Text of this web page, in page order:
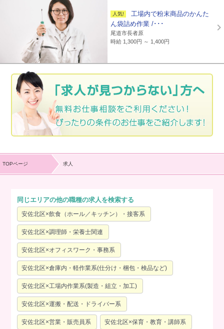
工場内で粉末商品のかんた
ん袋詰め作業 /･･･
尾道市長者原
時給 1,300円 ～ 1,400円
TOPページ 求人
同じエリアの他の職種の求人を検索する
安佐北区×飲食（ホール／キッチン）・接客系
安佐北区×調理師・栄養士関連
安佐北区×オフィスワーク・事務系
安佐北区×倉庫内・軽作業系(仕分け・梱包・検品など)
安佐北区×工場内作業系(製造・組立・加工)
安佐北区×運搬・配送・ドライバー系
安佐北区×営業・販売員系 安佐北区×保育・教育・講師系